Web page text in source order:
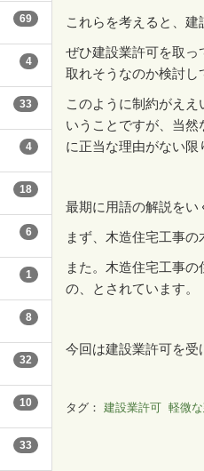
69
4
33
4
18
6
1
8
32
10
33
これらを考えると、建
ぜひ建設業許可を取っ
取れそうなのか検討し
このように制約がえ
いうことですが、当
に正当な理由がない限
最期に用語の解説をい
まず、木造住宅工事
また。木造住宅工事
の、とされています。
今回は建設業許可を受
タグ： 建設業許可 軽微